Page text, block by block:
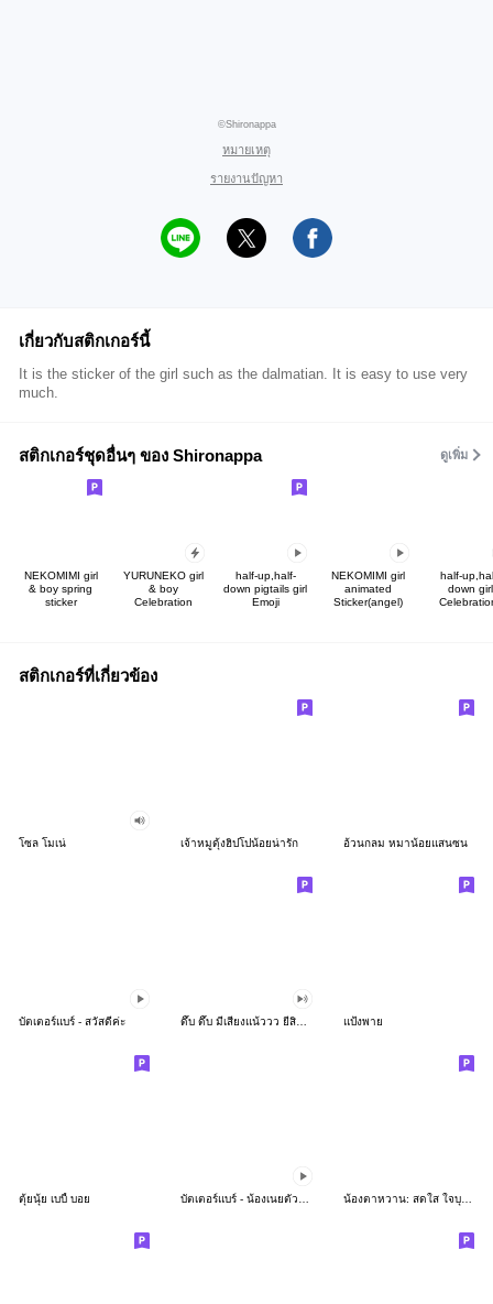
©Shironappa
หมายเหตุ
รายงานปัญหา
เกี่ยวกับสติกเกอร์นี้
It is the sticker of the girl such as the dalmatian. It is easy to use very
much.
สติกเกอร์ชุดอื่นๆ ของ Shironappa ดูเพิ่ม
NEKOMIMI girl
& boy spring
sticker
YURUNEKO girl
& boy
Celebration
half-up,half-
down pigtails girl
Emoji
NEKOMIMI girl
animated
Sticker(angel)
half-
down girl
สติกเกอร์ที่เกี่ยวข้อง
โซล โมเน่ เจ้าหมูดุ้งฮิปโปน้อยน่ารัก อ้วนกลม หมาน้อยแสนซน
บัตเตอร์แบร์ - สวัสดีค่ะ แป้งพาย
ตุ้ยนุ้ย เบบี้ บอย น้องตาหวาน: สดใส ใจบุญ (สีพาสเทล)